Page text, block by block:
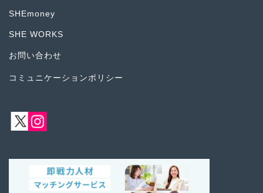
SHEmoney
SHE WORKS
お問い合わせ
コミュニケーションポリシー